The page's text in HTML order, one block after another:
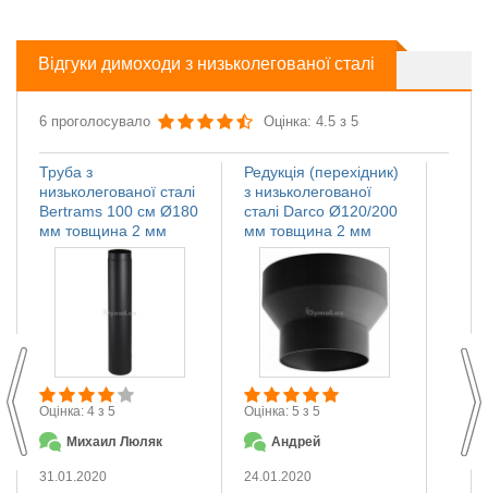
Відгуки димоходи з низьколегованої сталі
6 проголосувало Оцінка: 4.5 з 5
Редукція (перехідник)
з низьколегованої
сталі Darco Ø120/200
мм товщина 2 мм
Оцінка: 5 з 5
Андрей
24.01.2020
Труба з
низьколегованої сталі
Bertrams 100 см Ø180
мм товщина 2 мм
Оцінка: 4 з 5
Михаил Люляк
31.01.2020